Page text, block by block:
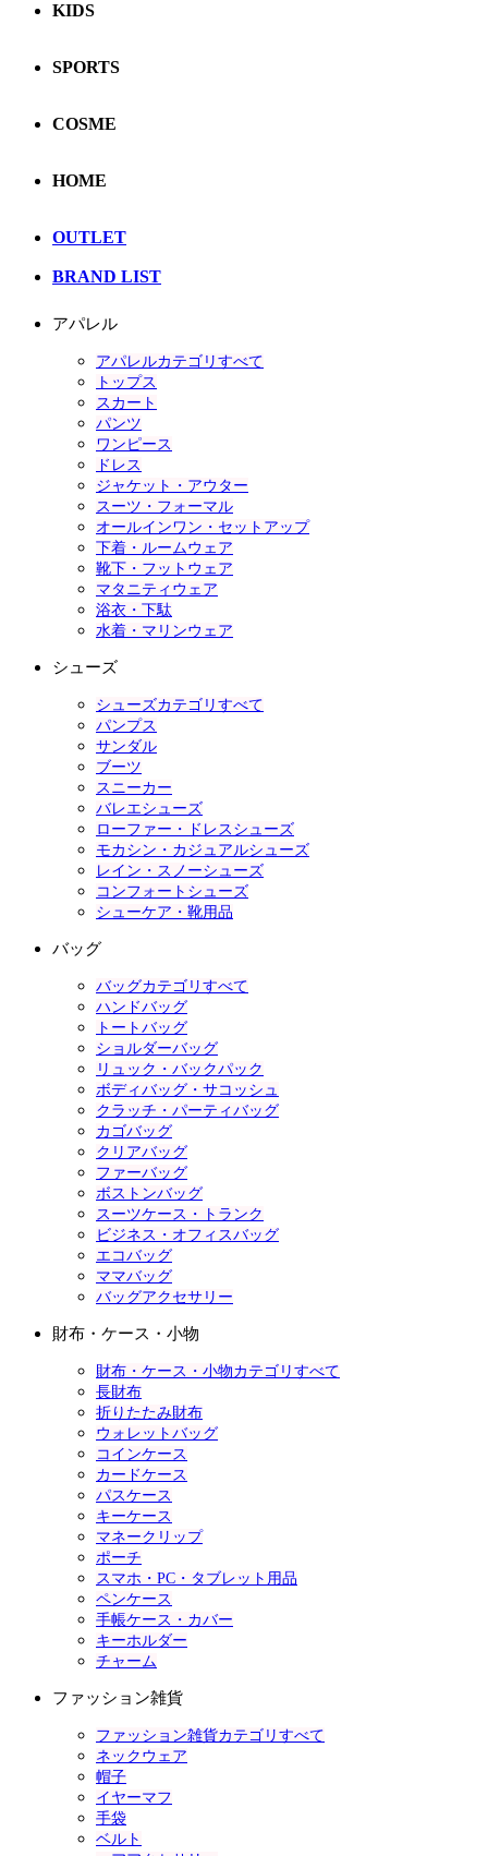
KIDS
SPORTS
COSME
HOME
OUTLET
BRAND LIST
アパレル
アパレルカテゴリすべて
トップス
スカート
パンツ
ワンピース
ドレス
ジャケット・アウター
スーツ・フォーマル
オールインワン・セットアップ
下着・ルームウェア
靴下・フットウェア
マタニティウェア
浴衣・下駄
水着・マリンウェア
シューズ
シューズカテゴリすべて
パンプス
サンダル
ブーツ
スニーカー
バレエシューズ
ローファー・ドレスシューズ
モカシン・カジュアルシューズ
レイン・スノーシューズ
コンフォートシューズ
シューケア・靴用品
バッグ
バッグカテゴリすべて
ハンドバッグ
トートバッグ
ショルダーバッグ
リュック・バックパック
ボディバッグ・サコッシュ
クラッチ・パーティバッグ
カゴバッグ
クリアバッグ
ファーバッグ
ボストンバッグ
スーツケース・トランク
ビジネス・オフィスバッグ
エコバッグ
ママバッグ
バッグアクセサリー
財布・ケース・小物
財布・ケース・小物カテゴリすべて
長財布
折りたたみ財布
ウォレットバッグ
コインケース
カードケース
パスケース
キーケース
マネークリップ
ポーチ
スマホ・PC・タブレット用品
ペンケース
手帳ケース・カバー
キーホルダー
チャーム
ファッション雑貨
ファッション雑貨カテゴリすべて
ネックウェア
帽子
イヤーマフ
手袋
ベルト